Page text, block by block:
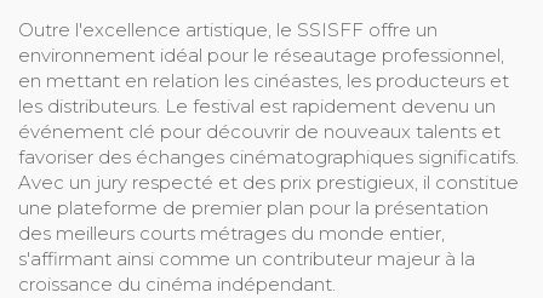
Outre l'excellence artistique, le SSISFF offre un
environnement idéal pour le réseautage professionnel,
en mettant en relation les cinéastes, les producteurs et
les distributeurs. Le festival est rapidement devenu un
événement clé pour découvrir de nouveaux talents et
favoriser des échanges cinématographiques significatifs.
Avec un jury respecté et des prix prestigieux, il constitue
une plateforme de premier plan pour la présentation
des meilleurs courts métrages du monde entier,
s'affirmant ainsi comme un contributeur majeur à la
croissance du cinéma indépendant.